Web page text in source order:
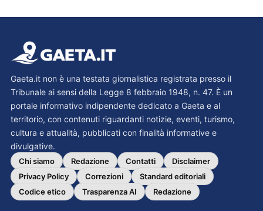
Gaeta.it non è una testata giornalistica registrata presso il
Tribunale ai sensi della Legge 8 febbraio 1948, n. 47. È un
portale informativo indipendente dedicato a Gaeta e al
territorio, con contenuti riguardanti notizie, eventi, turismo,
cultura e attualità, pubblicati con finalità informative e
divulgative.
Chi siamo Redazione Contatti
Disclaimer
Privacy Policy
Correzioni
Standard editoriali
Codice etico
Trasparenza AI Redazione